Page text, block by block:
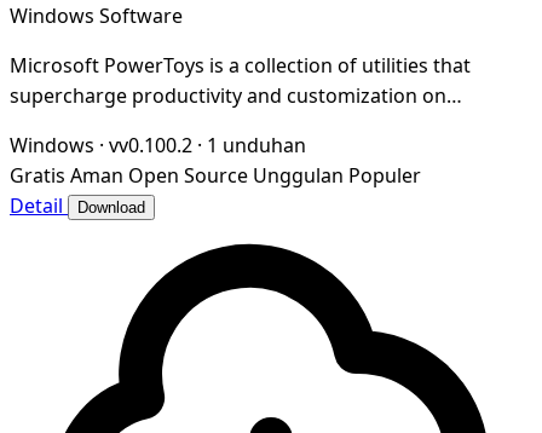
Windows Software
Microsoft PowerToys is a collection of utilities that
supercharge productivity and customization on
Windows · vv0.100.2 · 1 unduhan
Gratis Aman Open Source Unggulan Populer
Detail
Download